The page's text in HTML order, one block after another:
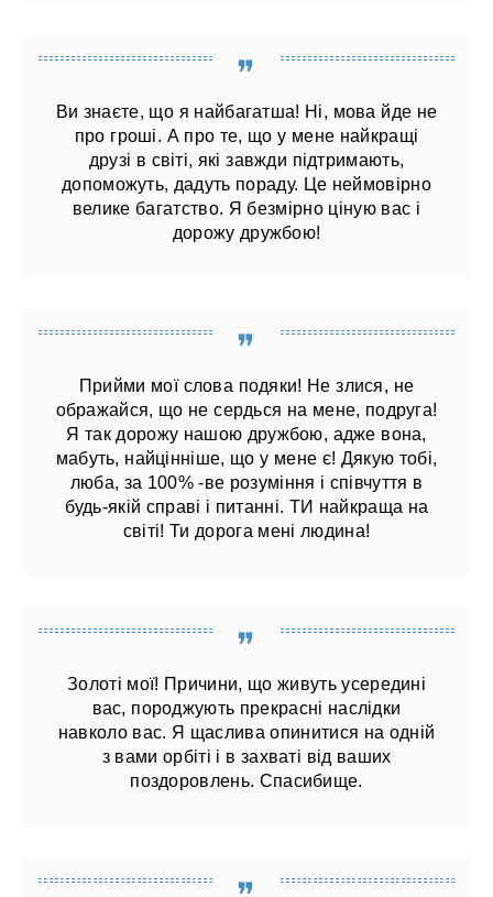
Ви знаєте, що я найбагатша! Ні, мова йде не
про гроші. А про те, що у мене найкращі
друзі в світі, які завжди підтримають,
допоможуть, дадуть пораду. Це неймовірно
велике багатство. Я безмірно ціную вас і
дорожу дружбою!
Прийми мої слова подяки! Не злися, не
ображайся, що не сердься на мене, подруга!
Я так дорожу нашою дружбою, адже вона,
мабуть, найцінніше, що у мене є! Дякую тобі,
люба, за 100% -ве розуміння і співчуття в
будь-якій справі і питанні. ТИ найкраща на
світі! Ти дорога мені людина!
Золоті мої! Причини, що живуть усередині
вас, породжують прекрасні наслідки
навколо вас. Я щаслива опинитися на одній
з вами орбіті і в захваті від ваших
поздоровлень. Спасибище.